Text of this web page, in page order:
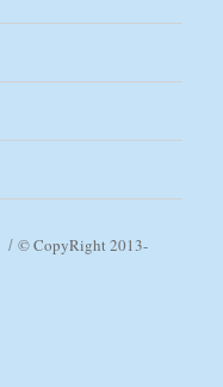
© CopyRight 2013-